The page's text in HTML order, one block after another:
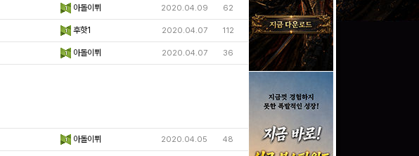
아돌이쀠 2020.04.09 62
후핫1 2020.04.07 112
아돌이쀠 2020.04.07 36
아돌이쀠 2020.04.05 48